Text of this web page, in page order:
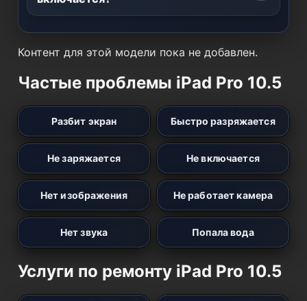
Контент для этой модели пока не добавлен.
Частые проблемы iPad Pro 10.5
Разбит экран Быстро разряжается
Не заряжается Не включается
Нет изображения Не работает камера
Нет звука Попала вода
Услуги по ремонту iPad Pro 10.5